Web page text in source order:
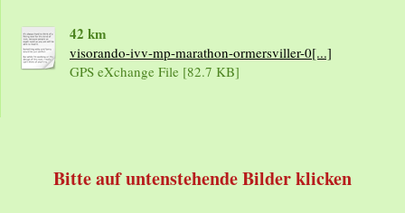
42 km
visorando-ivv-mp-marathon-ormersviller-0[...]
GPS eXchange File [82.7 KB]
Bitte auf untenstehende Bilder klicken